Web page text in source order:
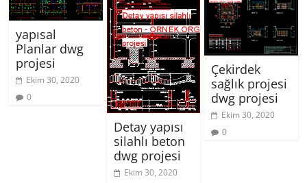
yapısal
Planlar dwg
projesi
Ekim 30, 2020
0
Detay yapısı
silahlı beton
dwg projesi
Ekim 30, 2020
Çekirdek
sağlık projesi
dwg projesi
Ekim 30, 2020
0